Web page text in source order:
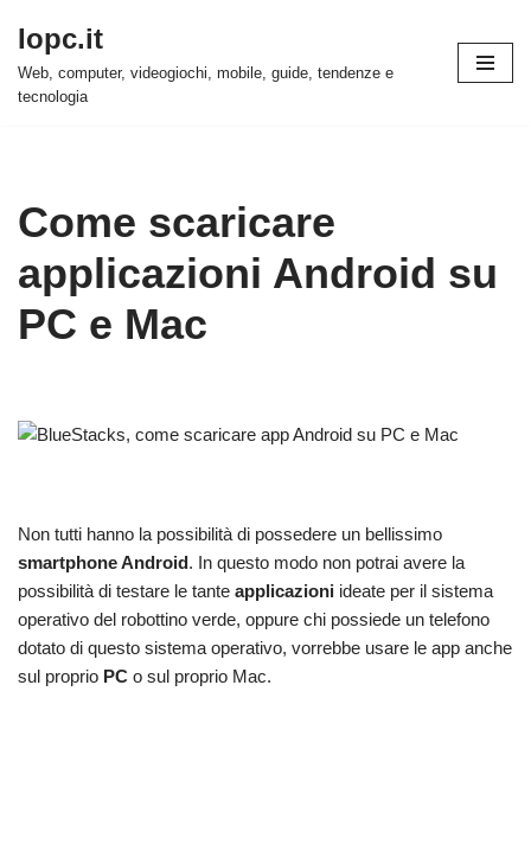
Vai
al
Iopc.it
Web, computer, videogiochi, mobile, guide, tendenze e
tecnologia
Come scaricare
applicazioni Android su
PC e Mac
Non tutti hanno la possibilità di possedere un bellissimo
smartphone Android. In questo modo non potrai avere la
possibilità di testare le tante applicazioni ideate per il sistema
operativo del robottino verde, oppure chi possiede un telefono
dotato di questo sistema operativo, vorrebbe usare le app anche
sul proprio PC o sul proprio Mac.